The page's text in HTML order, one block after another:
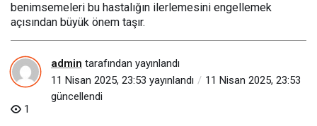
benimsemeleri bu hastalığın ilerlemesini engellemek
açısından büyük önem taşır.
admin tarafından yayınlandı
11 Nisan 2025, 23:53 yayınlandı
11 Nisan 2025, 23:53
güncellendi
1